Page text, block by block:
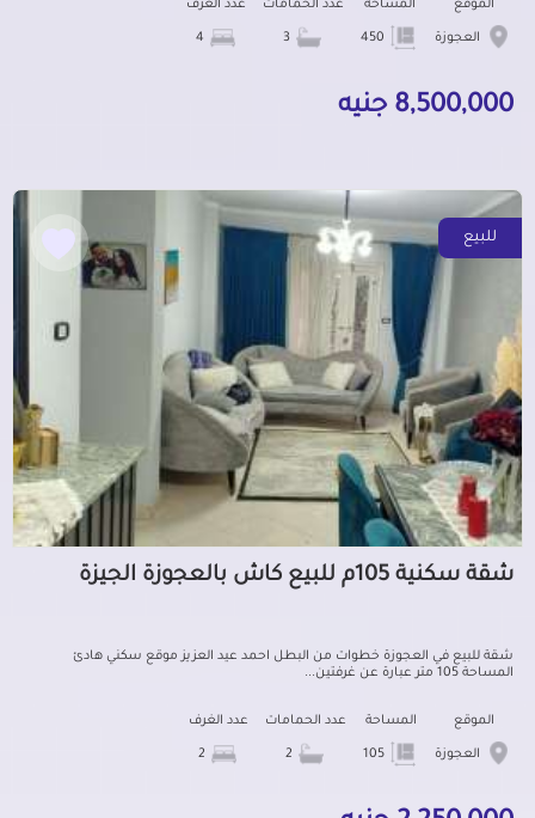
الموقع
العجوزة
المساحة عدد الحمامات عدد الغرف
8,500,000 جنيه
للبيع
شقة سكنية 105م للبيع كاش بالعجوزة الجيزة
شقة للبيع في العجوزة خطوات من البطل احمد عيد العزيز موقع سكني هادئ
المساحة 105 متر عبارة عن غرفتين...
الموقع
العجوزة
المساحة عدد الحمامات عدد الغرف